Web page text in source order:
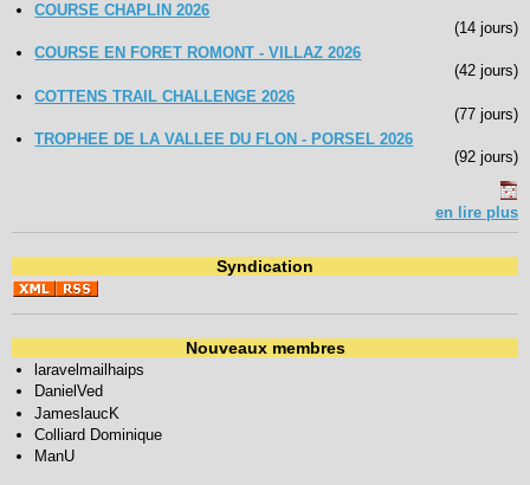
COURSE CHAPLIN 2026
(14 jours)
COURSE EN FORET ROMONT - VILLAZ 2026
(42 jours)
COTTENS TRAIL CHALLENGE 2026
(77 jours)
TROPHEE DE LA VALLEE DU FLON - PORSEL 2026
(92 jours)
en lire plus
Syndication
Nouveaux membres
laravelmailhaips
DanielVed
JameslaucK
Colliard Dominique
ManU